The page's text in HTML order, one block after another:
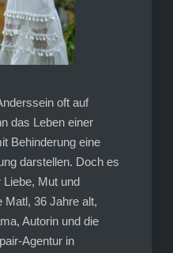
oft auf
das Leben einer
Behinderung eine
darstellen. Doch es
Mut und
Matl, 36 Jahre alt,
Autorin und die
Agentur in